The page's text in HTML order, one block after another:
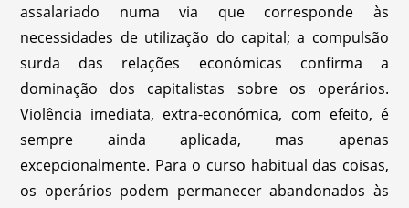
assalariado numa via que corresponde às
necessidades de utilização do capital; a compulsão
surda das relações económicas confirma a
dominação dos capitalistas sobre os operários.
Violência imediata, extra-económica, com efeito, é
sempre ainda aplicada, mas apenas
excepcionalmente. Para o curso habitual das coisas,
os operários podem permanecer abandonados às